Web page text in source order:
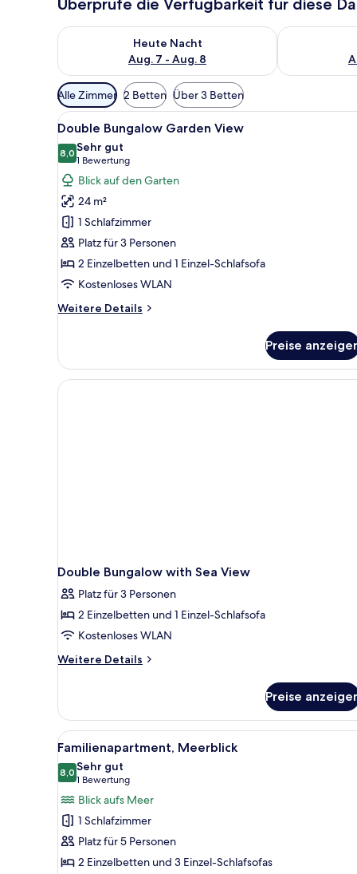
Heute Nacht
Aug. 7 - Aug. 8
Überprüfe die Verfügbarkeit für heute Nacht, Aug. 7
Überprüfe
Verfügbare
Filter
für
Zimmer
Alle Zimmer 2 Betten Über 3 Betten
Alle
Fotos
für
Double
Bungalow
Garden
View
anzeigen
Ein überdachter
8
Double Bungalow Garden View
8,08,0 von 10
Sehr gut
1 Bewertung
(1
Bewertung)
Blick auf den Garten
24 m²
1 Schlafzimmer
Platz für 3 Personen
2 Einzelbetten und 1 Einzel-Schlafsofa
Kostenloses WLAN
Weitere Details
Weitere
Bungalow
Garden
View
Preise
Double Bungalow with Sea View
Platz für 3 Personen
2 Einzelbetten und 1 Einzel-Schlafsofa
Kostenloses WLAN
Weitere Details
Weitere
Bungalow
with
Sea
View
Preise
Alle
Fotos
für
Familienapartment,
Meerblick
anzeigen
Ein modernes Hotelzimmer
6
Familienapartment, Meerblick
8,08,0 von 10
Sehr gut
1 Bewertung
(1
Bewertung)
Blick aufs Meer
1 Schlafzimmer
Platz für 5 Personen
2 Einzelbetten und 3 Einzel-Schlafsofas